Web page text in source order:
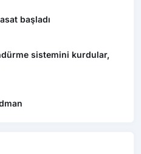
başladı
sistemini kurdular,